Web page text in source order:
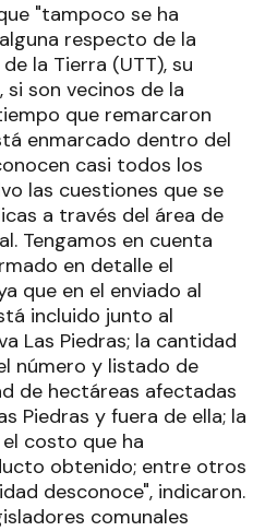
"tampoco se ha
respecto de la
la Tierra (UTT), su
son vecinos de la
que remarcaron
enmarcado dentro del
casi todos los
las cuestiones que se
a través del área de
Tengamos en cuenta
en detalle el
que en el enviado al
incluido junto al
Las Piedras; la cantidad
número y listado de
de hectáreas afectadas
Piedras y fuera de ella; la
costo que ha
obtenido; entre otros
desconoce", indicaron.
comunales